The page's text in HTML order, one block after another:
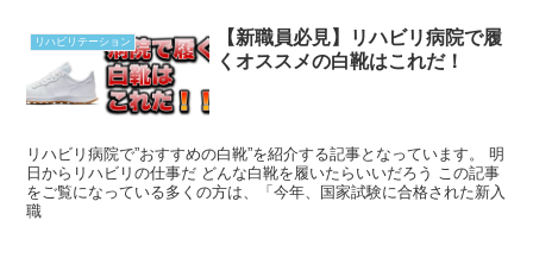
リハビリテーション
【新職員必見】リハビリ病院で履
くオススメの白靴はこれだ！
リハビリ病院で”おすすめの白靴”を紹介する記事となっています。 明
日からリハビリの仕事だ どんな白靴を履いたらいいだろう この記事
をご覧になっている多くの方は、「今年、国家試験に合格された新入
職